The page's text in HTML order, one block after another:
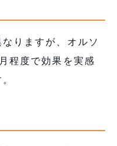
りますが、オルソ
程度で効果を実感